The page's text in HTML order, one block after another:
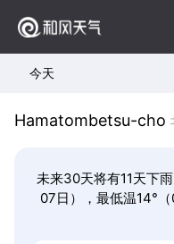
今天
Hamatombetsu-cho
未来30天将有11天下
07日），最低温14°